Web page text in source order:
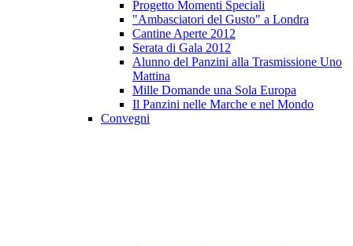
Progetto Momenti Speciali
"Ambasciatori del Gusto" a Londra
Cantine Aperte 2012
Serata di Gala 2012
Alunno del Panzini alla Trasmissione Uno
Mattina
Mille Domande una Sola Europa
Il Panzini nelle Marche e nel Mondo
Convegni